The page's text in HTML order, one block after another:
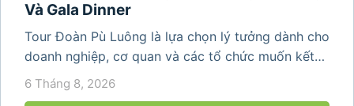
Và Gala Dinner
Tour Đoàn Pù Luông là lựa chọn lý tưởng dành cho
doanh nghiệp, cơ quan và các tổ chức muốn kết
hợp nghỉ dưỡng, tham quan và tổ chức các hoạt
động gắn kết tập thể. Với cảnh quan thiên nhiên
6 Tháng 8, 2026